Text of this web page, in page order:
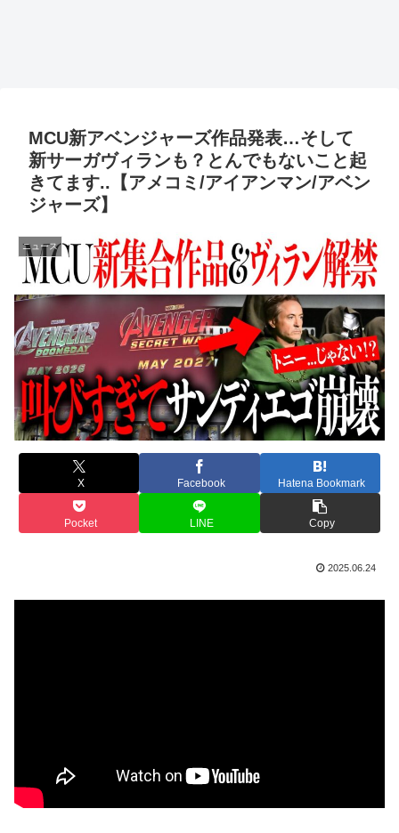
MCU新アベンジャーズ作品発表…そして
新サーガヴィランも？とんでもないこと起
きてます..【アメコミ/アイアンマン/アベン
ジャーズ】
ニュース
X Facebook Hatena Bookmark
Pocket LINE Copy
2025.06.24